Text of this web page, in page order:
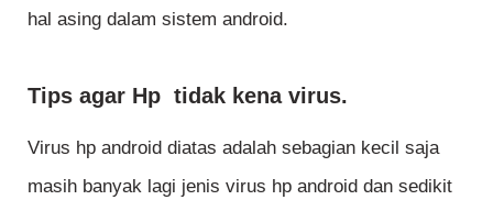
hal asing dalam sistem android.
Tips agar Hp tidak kena virus.
Virus hp android diatas adalah sebagian kecil saja
masih banyak lagi jenis virus hp android dan sedikit